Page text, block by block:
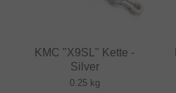
KMC "X9SL" Kette -
Silver
0.25 kg